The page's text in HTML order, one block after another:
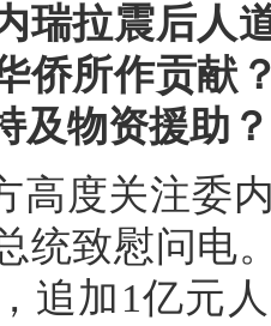
瑞拉震后人
侨所作贡献
及物资援助？
高度关注委
统致慰问电
追加1亿元